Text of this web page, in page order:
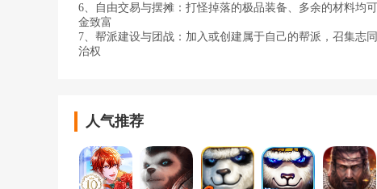
6、自由交易与摆摊：打怪掉落的极品装备、多余的材料均
金致富
7、帮派建设与团战：加入或创建属于自己的帮派，召集志
治权
人气推荐